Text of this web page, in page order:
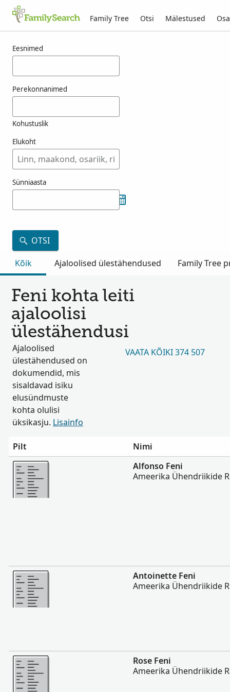
Family Tree Otsi Mälestused
Eesnimed
Perekonnanimed
Kohustuslik
Elukoht
Sünniaasta
OTSI
Kõik
Ajaloolised ülestähendused Family Tree
Feni kohta leiti
ajaloolisi
ülestähendusi
Ajaloolised
ülestähendused on
dokumendid, mis
sisaldavad isiku
elusündmuste
kohta olulisi
üksikasju. Lisainfo
VAATA KÕIKI 374 507
Pilt
Nimi
Rohkem
Alfonso Feni
Ameerika Ühendriikide
Rohkem
Antoinette Feni
Ameerika Ühendriikide
Rohkem
Rose Feni
Ameerika Ühendriikide